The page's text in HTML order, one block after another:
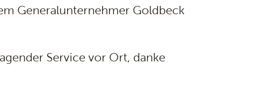
Generalunternehmer Goldbeck
Service vor Ort, danke